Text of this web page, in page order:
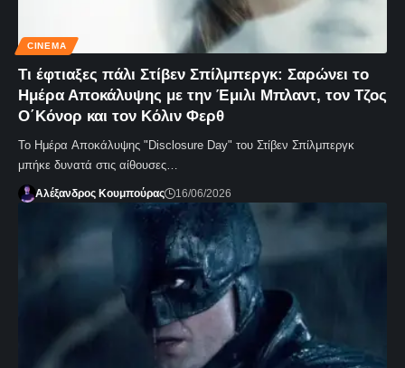
CINEMA
Τι έφτιαξες πάλι Στίβεν Σπίλμπεργκ: Σαρώνει το
Ημέρα Αποκάλυψης με την Έμιλι Μπλαντ, τον Τζος
Ο΄Κόνορ και τον Κόλιν Φερθ
Το Ημέρα Αποκάλυψης "Disclosure Day" του Στίβεν Σπίλμπεργκ
μπήκε δυνατά στις αίθουσες…
Αλέξανδρος Κουμπούρας 16/06/2026